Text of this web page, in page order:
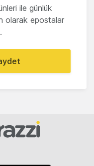
ile günlük
olarak epostalar